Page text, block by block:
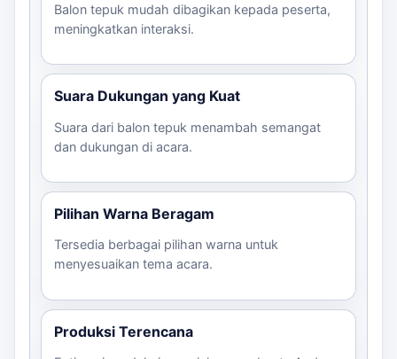
Balon tepuk mudah dibagikan kepada peserta,
meningkatkan interaksi.
Suara Dukungan yang Kuat
Suara dari balon tepuk menambah semangat
dan dukungan di acara.
Pilihan Warna Beragam
Tersedia berbagai pilihan warna untuk
menyesuaikan tema acara.
Produksi Terencana